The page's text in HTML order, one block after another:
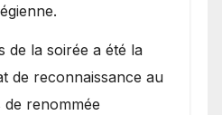
de la soirée a été la
de reconnaissance au
de renommée